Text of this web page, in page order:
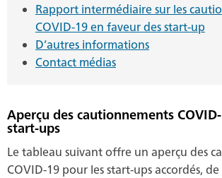
Rapport intermédiaire sur les
COVID-19 en faveur des start-up
D’autres informations
Contact médias
Aperçu des cautionnements
start-ups
Le tableau suivant offre un aperçu des
COVID-19 pour les start-ups accordés,